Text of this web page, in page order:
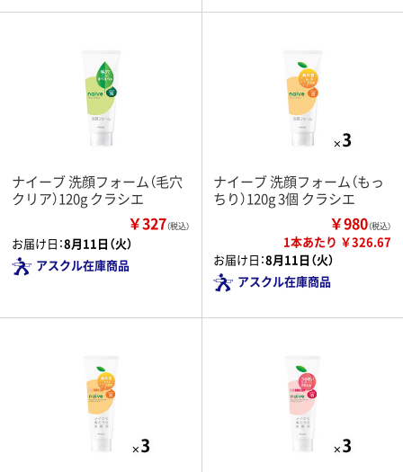
ナイーブ 洗顔フォーム（毛穴
クリア）120g クラシエ
￥327（税込）
お届け日：8月11日（火）
アスクル在庫商品
ナイーブ 洗顔フォーム（もっ
ちり）120g 3個 クラシエ
￥980（税込）
1本あたり ￥326.67
お届け日：8月11日（火）
アスクル在庫商品